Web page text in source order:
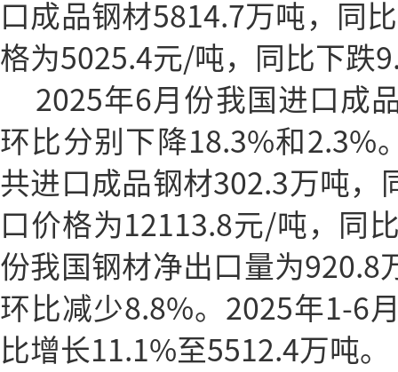
口成品钢材5814.7万吨，同
格为5025.4元/吨，同比下跌
2025年6月份我国进口成
环比分别下降18.3%和2.3%
共进口成品钢材302.3万吨，
口价格为12113.8元/吨，同
份我国钢材净出口量为920.8
环比减少8.8%。2025年1-6
比增长11.1%至5512.4万吨。